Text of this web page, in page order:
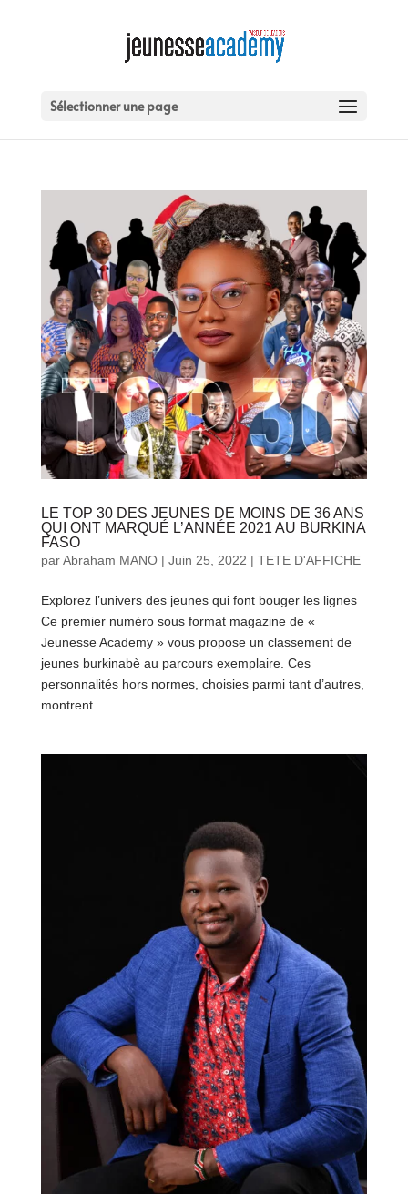
Sélectionner une page
LE TOP 30 DES JEUNES DE MOINS DE 36 ANS
QUI ONT MARQUÉ L’ANNÉE 2021 AU BURKINA
FASO
parAbraham MANO| Juin 25, 2022 | TETE D'AFFICHE
Explorez l’univers des jeunes qui font bouger les lignes
Ce premier numéro sous format magazine de «
Jeunesse Academy » vous propose un classement de
jeunes burkinabè au parcours exemplaire. Ces
personnalités hors normes, choisies parmi tant d’autres,
montrent...